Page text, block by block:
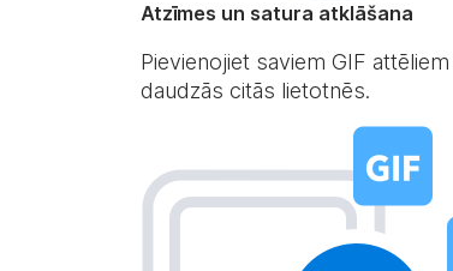
Atzīmes un satura atklāšana
Pievienojiet saviem GIF
daudzās citās lietotnēs.